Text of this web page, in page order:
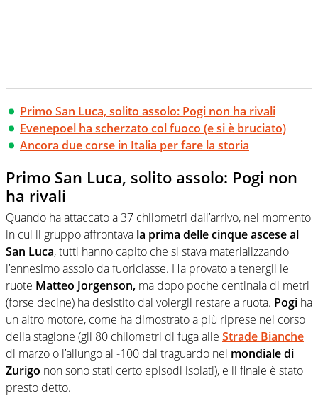
Primo San Luca, solito assolo: Pogi non ha rivali
Evenepoel ha scherzato col fuoco (e si è bruciato)
Ancora due corse in Italia per fare la storia
Primo San Luca, solito assolo: Pogi non
ha rivali
Quando ha attaccato a 37 chilometri dall’arrivo, nel momento
in cui il gruppo affrontava la prima delle cinque ascese al
San Luca, tutti hanno capito che si stava materializzando
l’ennesimo assolo da fuoriclasse. Ha provato a tenergli le
ruote Matteo Jorgenson, ma dopo poche centinaia di metri
(forse decine) ha desistito dal volergli restare a ruota. Pogi ha
un altro motore, come ha dimostrato a più riprese nel corso
della stagione (gli 80 chilometri di fuga alle Strade Bianche
di marzo o l’allungo ai -100 dal traguardo nel mondiale di
Zurigo non sono stati certo episodi isolati), e il finale è stato
presto detto.